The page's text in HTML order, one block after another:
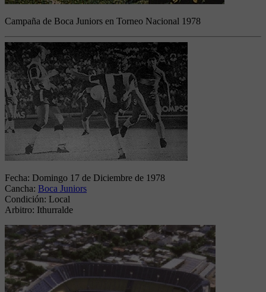
Campaña de Boca Juniors en Torneo Nacional 1978
Fecha: Domingo 17 de Diciembre de 1978
Cancha: Boca Juniors
Condición: Local
Arbitro: Ithurralde